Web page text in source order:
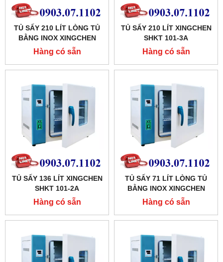
TỦ SẤY 210 LÍT LÒNG TỦ
BẰNG INOX XINGCHEN
SHKT 101-3AB
Hàng có sẵn
TỦ SẤY 210 LÍT XINGCHEN
SHKT 101-3A
Hàng có sẵn
TỦ SẤY 136 LÍT XINGCHEN
SHKT 101-2A
Hàng có sẵn
TỦ SẤY 71 LÍT LÒNG TỦ
BẰNG INOX XINGCHEN
SHKT 101-1AB
Hàng có sẵn